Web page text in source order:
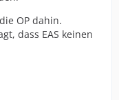
OP dahin.
dass EAS keinen